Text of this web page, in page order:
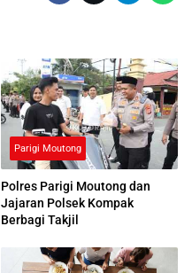
Parigi Moutong
Polres Parigi Moutong dan
Jajaran Polsek Kompak
Berbagi Takjil